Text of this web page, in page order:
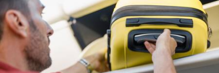
Espiritualidad
Mediakit
abre en nueva pestaña
México